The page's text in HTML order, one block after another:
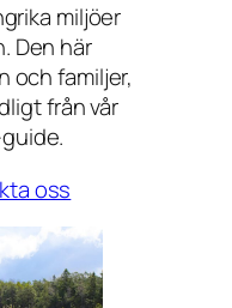
miljöer
Den här
och familjer,
från vår
oss